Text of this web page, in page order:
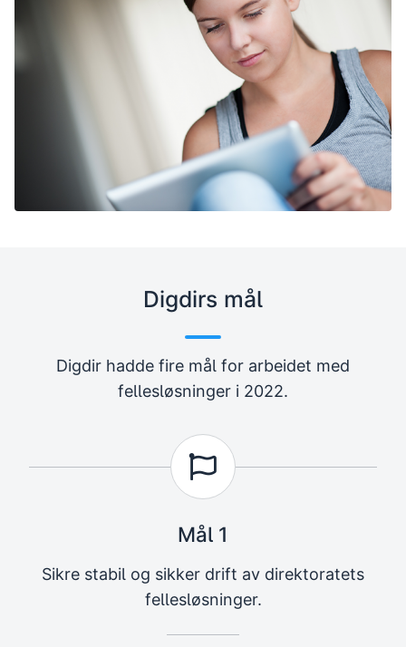
Digdirs mål
Digdir hadde fire mål for arbeidet med
fellesløsninger i 2022.
Mål 1
Sikre stabil og sikker drift av direktoratets
fellesløsninger.